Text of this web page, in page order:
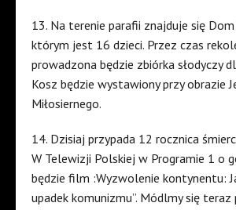
13. Na terenie parafii znajduje się
którym jest 16 dzieci. Przez czas
prowadzona będzie zbiórka słodyczy
Kosz będzie wystawiony przy obrazie
Miłosiernego.
14. Dzisiaj przypada 12 rocznica
W Telewizji Polskiej w Programie 1 o
będzie film :Wyzwolenie kontynentu:
upadek komunizmu”. Módlmy się teraz